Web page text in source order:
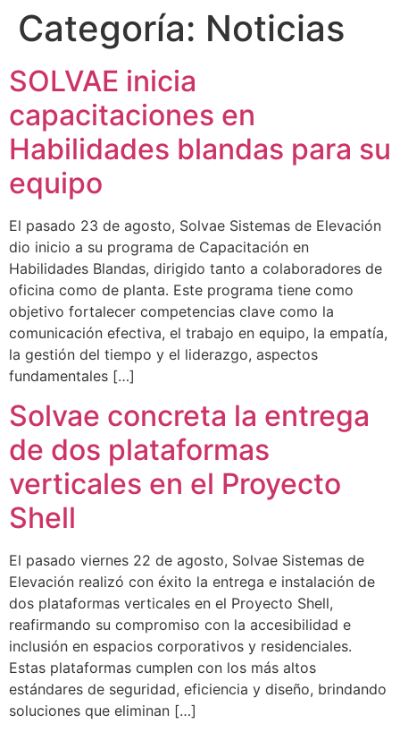
Categoría: Noticias
SOLVAE inicia
capacitaciones en
Habilidades blandas para su
equipo
El pasado 23 de agosto, Solvae Sistemas de Elevación
dio inicio a su programa de Capacitación en
Habilidades Blandas, dirigido tanto a colaboradores de
oficina como de planta. Este programa tiene como
objetivo fortalecer competencias clave como la
comunicación efectiva, el trabajo en equipo, la empatía,
la gestión del tiempo y el liderazgo, aspectos
fundamentales […]
Solvae concreta la entrega
de dos plataformas
verticales en el Proyecto
Shell
El pasado viernes 22 de agosto, Solvae Sistemas de
Elevación realizó con éxito la entrega e instalación de
dos plataformas verticales en el Proyecto Shell,
reafirmando su compromiso con la accesibilidad e
inclusión en espacios corporativos y residenciales.
Estas plataformas cumplen con los más altos
estándares de seguridad, eficiencia y diseño, brindando
soluciones que eliminan […]